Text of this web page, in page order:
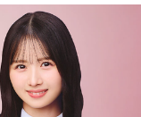
【海外の反応】 な
割とマジで年収
露悪系アニメ、次
「ムクゲェジ漫画